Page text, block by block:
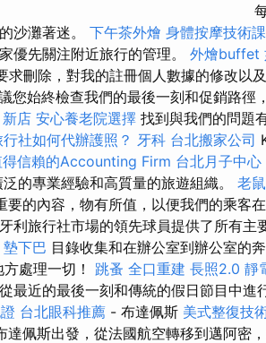
沙灘著迷。 下午茶外燴 身體按摩技術
優先關注附近旅行的管理。 外燴buffet
刪除，對我的註冊個人數據的修改以
您始終檢查我們的最後一刻和促銷路徑
店 安心養老院選擇 找到與我們的問題
行社如何代辦護照？ 牙科 台北搬家公司
得信賴的Accounting Firm 台北月子中心
的專業經驗和高質量的旅遊組織。 老鼠
要的內容，物有所值，以便我們的乘客
利旅行社市場的領先球員提供了所有主
墊下巴 目錄收集和在辦公室到辦公室的
處理一切！ 跳蚤 全口重建 長照2.0 靜
最近的最後一刻和傳統的假日節目中進
台北眼科推薦 - 布達佩斯 美式整復技
達佩斯出發，從法國航空轉移到邁阿密